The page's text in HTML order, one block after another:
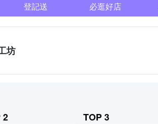
登記送 必逛好店
坊
2 TOP 3